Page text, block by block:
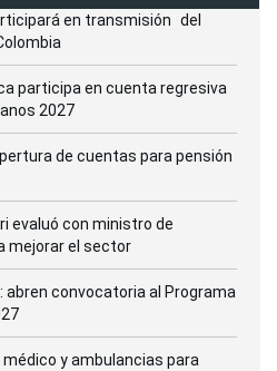
en transmisión del
participa en cuenta regresiva
2027
de cuentas para pensión
evaluó con ministro de
mejorar el sector
convocatoria al Programa
y ambulancias para